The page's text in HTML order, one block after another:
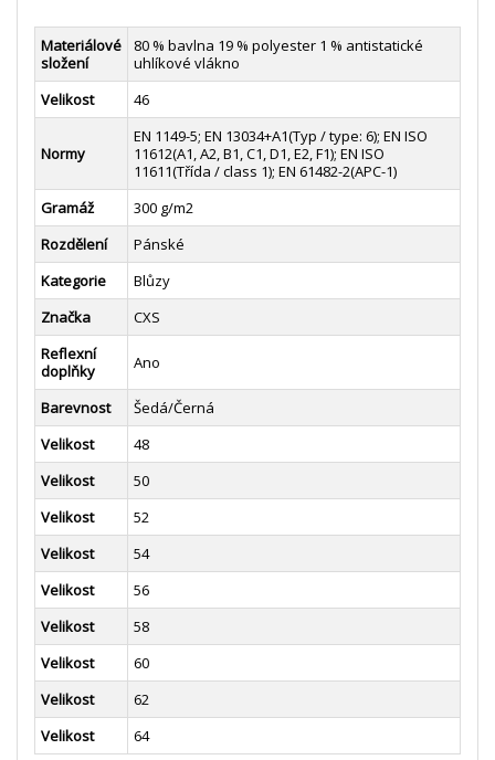
Materiálové
složení
80 % bavlna 19 % polyester 1 % antistatické
uhlíkové vlákno
Velikost
46
Normy
EN 1149-5; EN 13034+A1(Typ / type: 6); EN ISO
11612(A1, A2, B1, C1, D1, E2, F1); EN ISO
11611(Třída / class 1); EN 61482-2(APC-1)
Gramáž
300 g/m2
Rozdělení
Pánské
Kategorie
Blůzy
Značka
CXS
Reflexní
doplňky
Ano
Barevnost
Šedá/Černá
Velikost
48
Velikost
50
Velikost
52
Velikost
54
Velikost
56
Velikost
58
Velikost
60
Velikost
62
Velikost
64